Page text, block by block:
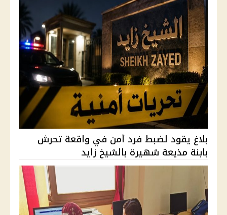
بلاغ يقود لضبط فرد أمن في واقعة تحرش
بابنة مذيعة شهيرة بالشيخ زايد